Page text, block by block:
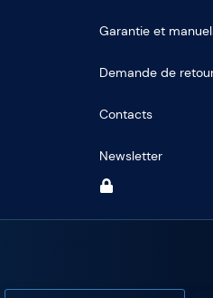
Garantie et
Demande de
Contacts
Newsletter